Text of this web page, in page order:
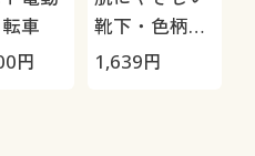
車
円
靴下・色柄違
い2足組(綿
1,639円